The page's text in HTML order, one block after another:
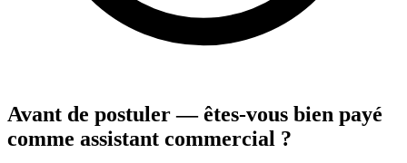
Avant de postuler — êtes-vous bien payé
comme assistant commercial ?